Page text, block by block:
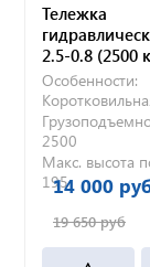
Тележка
2.5-0.8 (2500
колеса)
Особенности:
Коротковильная
2500
Макс. высота
195
14 000 руб
19 650 руб